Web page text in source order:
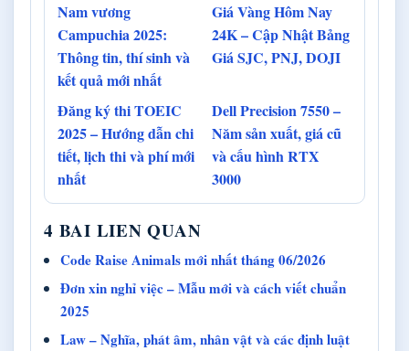
Nam vương
Campuchia 2025:
Thông tin, thí sinh và
kết quả mới nhất
Giá Vàng Hôm Nay
24K – Cập Nhật Bảng
Giá SJC, PNJ, DOJI
Đăng ký thi TOEIC
2025 – Hướng dẫn chi
tiết, lịch thi và phí mới
nhất
Dell Precision 7550 –
Năm sản xuất, giá cũ
và cấu hình RTX
3000
4 BAI LIEN QUAN
Code Raise Animals mới nhất tháng 06/2026
Đơn xin nghỉ việc – Mẫu mới và cách viết chuẩn
2025
Law – Nghĩa, phát âm, nhân vật và các định luật